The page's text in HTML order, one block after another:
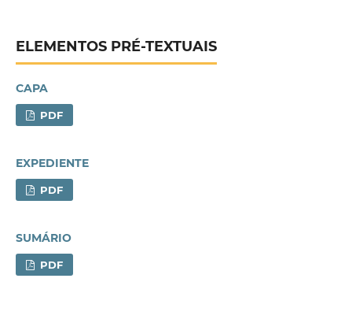
ELEMENTOS PRÉ-TEXTUAIS
CAPA
PDF
EXPEDIENTE
PDF
SUMÁRIO
PDF